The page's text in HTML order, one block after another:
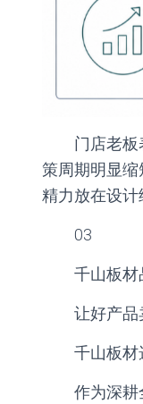
门店老
策周期明显
精力放在设计
03
千山板材
让好产品
千山板材
作为深耕